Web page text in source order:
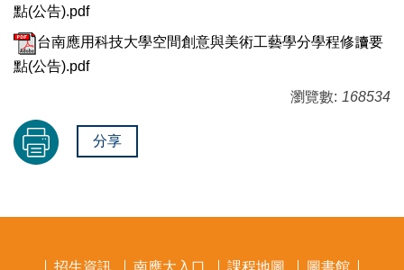
點(公告).pdf
台南應用科技大學空間創意與美術工藝學分學程修讀要
點(公告).pdf
瀏覽數: 168534
分享
招生資訊 南應大入口 課程地圖 圖書館